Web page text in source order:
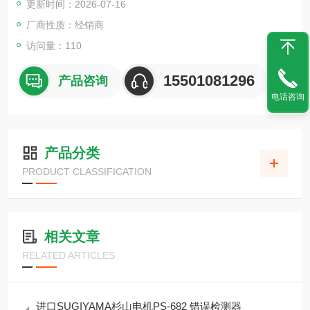
更新时间：2026-07-16
厂商性质：经销商
访问量：110
产品咨询 15501081296
产品分类
PRODUCT CLASSIFICATION
相关文章
RELATED ARTICLES
进口SUGIYAMA杉山电机PS-682 错误检测器
电话咨询